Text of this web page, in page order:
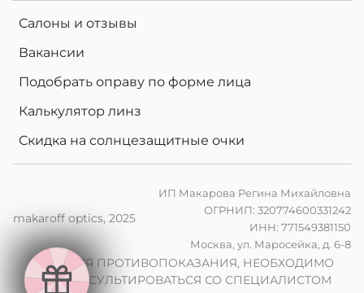
Салоны и отзывы
Вакансии
Подобрать оправу по форме лица
Калькулятор линз
Скидка на солнцезащитные очки
makaroff optics, 2025
ИП Макарова Регина Михайловна
ОГРНИП: 320774600331242
ИНН: 771549381150
Москва, ул. Маросейка, д. 6-8
ИМЕЮТСЯ ПРОТИВОПОКАЗАНИЯ, НЕОБХОДИМО
ПРОКОНСУЛЬТИРОВАТЬСЯ СО СПЕЦИАЛИСТОМ
2
0
%
н
а
к
о
м
п
ь
ю
т
е
р
ы
л
и
н
з
ы
п
р
и
з
а
к
а
з
е
о
ч
к
о